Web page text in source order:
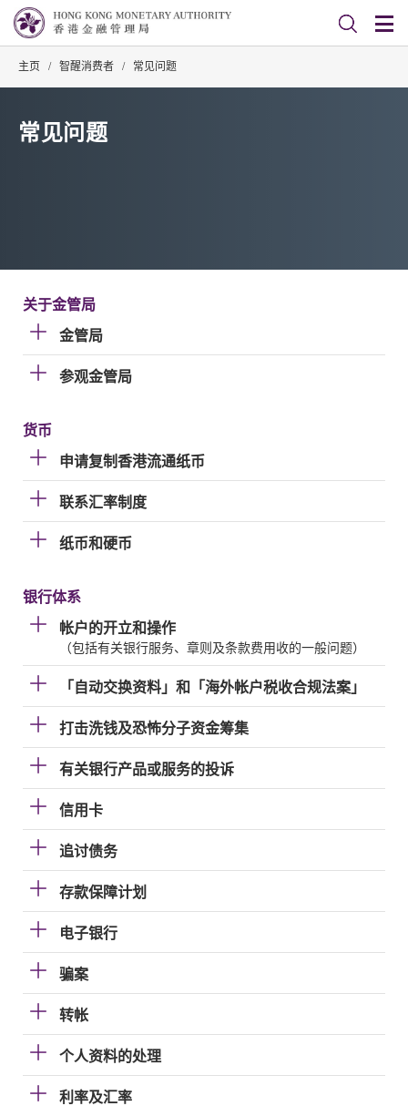
主页 / 智醒消费者 / 常见问题
常见问题
关于金管局
金管局
参观金管局
货币
申请复制香港流通纸币
联系汇率制度
纸币和硬币
银行体系
帐户的开立和操作
（包括有关银行服务、章则及条款费用收的一般问题）
「自动交换资料」和「海外帐户税收合规法案」
打击洗钱及恐怖分子资金筹集
有关银行产品或服务的投诉
信用卡
追讨债务
存款保障计划
电子银行
骗案
转帐
个人资料的处理
利率及汇率